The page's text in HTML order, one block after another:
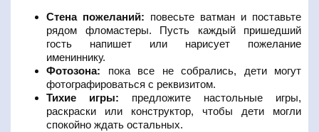
Стена пожеланий: повесьте ватман и поставьте
рядом фломастеры. Пусть каждый пришедший
гость напишет или нарисует пожелание
имениннику.
Фотозона: пока все не собрались, дети могут
фотографироваться с реквизитом.
Тихие игры: предложите настольные игры,
раскраски или конструктор, чтобы дети могли
спокойно ждать остальных.